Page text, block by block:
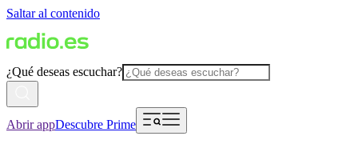
Saltar al contenido
¿Qué deseas escuchar?
Abrir appDescubre Prime